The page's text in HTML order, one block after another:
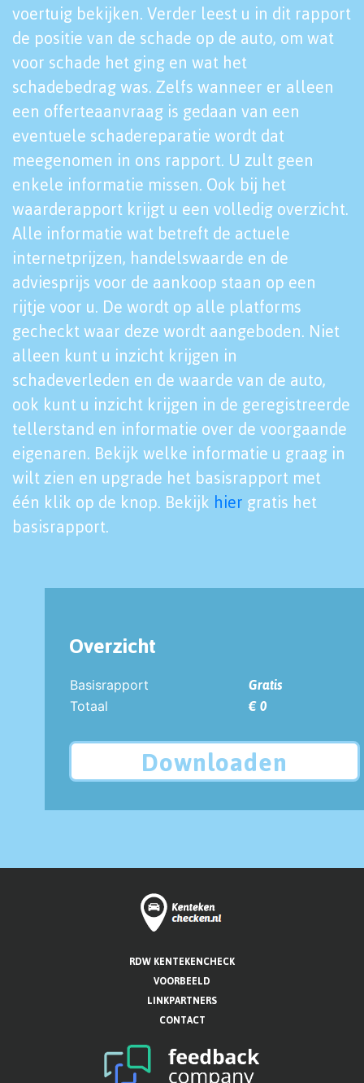
voertuig bekijken. Verder leest u in dit rapport
de positie van de schade op de auto, om wat
voor schade het ging en wat het
schadebedrag was. Zelfs wanneer er alleen
een offerteaanvraag is gedaan van een
eventuele schadereparatie wordt dat
meegenomen in ons rapport. U zult geen
enkele informatie missen. Ook bij het
waarderapport krijgt u een volledig overzicht.
Alle informatie wat betreft de actuele
internetprijzen, handelswaarde en de
adviesprijs voor de aankoop staan op een
rijtje voor u. De wordt op alle platforms
gecheckt waar deze wordt aangeboden. Niet
alleen kunt u inzicht krijgen in
schadeverleden en de waarde van de auto,
ook kunt u inzicht krijgen in de geregistreerde
tellerstand en informatie over de voorgaande
eigenaren. Bekijk welke informatie u graag in
wilt zien en upgrade het basisrapport met
één klik op de knop. Bekijk hier gratis het
basisrapport.
Overzicht
Basisrapport
Gratis
Totaal
€ 0
Downloaden
RDW KENTEKENCHECK
VOORBEELD
LINKPARTNERS
CONTACT